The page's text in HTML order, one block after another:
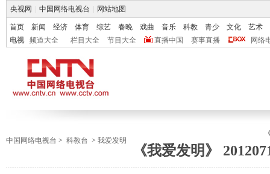
央视网 中国网络电视台 网站地图
首页 新闻 经济 体育 综艺 春晚 戏曲 音乐 科教 青少 文化
艺术
电视
频道大全 栏目大全 节目大全 直播中国 赛事直播 网络
中国网络电视台 > 科教台 > 我爱发明
《我爱发明》